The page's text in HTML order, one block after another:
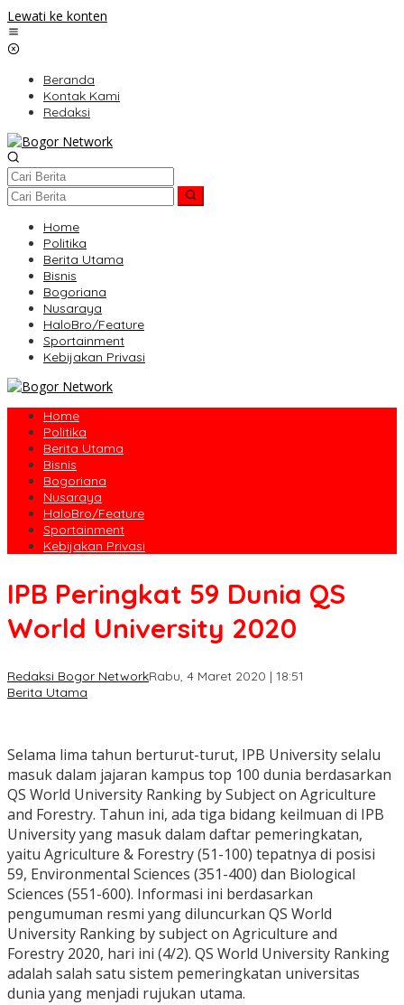
Lewati ke konten
Beranda
Kontak Kami
Redaksi
Home
Politika
Berita Utama
Bisnis
Bogoriana
Nusaraya
HaloBro/Feature
Sportainment
Kebijakan Privasi
Home
Politika
Berita Utama
Bisnis
Bogoriana
Nusaraya
HaloBro/Feature
Sportainment
Kebijakan Privasi
IPB Peringkat 59 Dunia QS
World University 2020
Redaksi Bogor NetworkRabu, 4 Maret 2020 | 18:51
Berita Utama
Selama lima tahun berturut-turut, IPB University selalu
masuk dalam jajaran kampus top 100 dunia berdasarkan
QS World University Ranking by Subject on Agriculture
and Forestry. Tahun ini, ada tiga bidang keilmuan di IPB
University yang masuk dalam daftar pemeringkatan,
yaitu Agriculture & Forestry (51-100) tepatnya di posisi
59, Environmental Sciences (351-400) dan Biological
Sciences (551-600). Informasi ini berdasarkan
pengumuman resmi yang diluncurkan QS World
University Ranking by subject on Agriculture and
Forestry 2020, hari ini (4/2). QS World University Ranking
adalah salah satu sistem pemeringkatan universitas
dunia yang menjadi rujukan utama.